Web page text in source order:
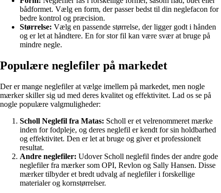
bådformet. Vælg en form, der passer bedst til din neglefacon for
bedre kontrol og præcision.
Størrelse: Vælg en passende størrelse, der ligger godt i hånden
og er let at håndtere. En for stor fil kan være svær at bruge på
mindre negle.
Populære neglefiler på markedet
Der er mange neglefiler at vælge imellem på markedet, men nogle
mærker skiller sig ud med deres kvalitet og effektivitet. Lad os se på
nogle populære valgmuligheder:
Scholl Neglefil fra Matas: Scholl er et velrenommeret mærke
inden for fodpleje, og deres neglefil er kendt for sin holdbarhed
og effektivitet. Den er let at bruge og giver et professionelt
resultat.
Andre neglefiler: Udover Scholl neglefil findes der andre gode
neglefiler fra mærker som OPI, Revlon og Sally Hansen. Disse
mærker tilbyder et bredt udvalg af neglefiler i forskellige
materialer og kornstørrelser.